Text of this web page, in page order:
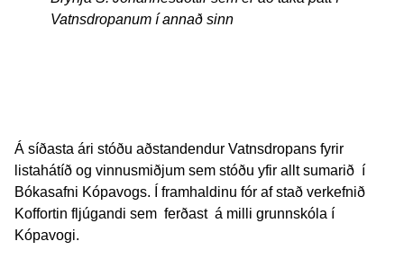
Vatnsdropanum í annað sinn
Á síðasta ári stóðu aðstandendur Vatnsdropans fyrir
listahátíð og vinnusmiðjum sem stóðu yfir allt sumarið í
Bókasafni Kópavogs. Í framhaldinu fór af stað verkefnið
Koffortin fljúgandi sem ferðast á milli grunnskóla í
Kópavogi.